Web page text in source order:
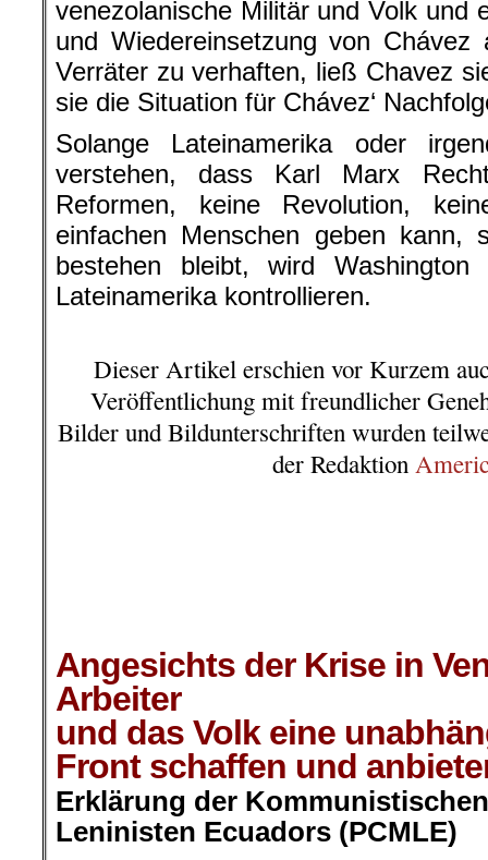
venezolanische Militär und Volk und
und Wiedereinsetzung von
Verräter zu verhaften, ließ Chavez
sie die Situation für Chávez‘
Solange Lateinamerika oder
verstehen, dass Karl Marx
Reformen, keine Revolution,
einfachen Menschen geben kann,
bestehen bleibt, wird
Lateinamerika kontrollieren.
Dieser Artikel erschien vor Kurzem
Veröffentlichung mit freundlicher
Bilder und Bildunterschriften wurden
der Redaktion
Angesichts der Krise in
Arbeiter
und das Volk eine
Front schaffen und
Erklärung der
Leninisten Ecuadors (PCMLE)